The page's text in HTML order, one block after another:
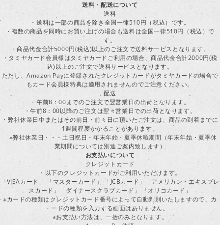
送料・配送について
送料
・送料は一部の商品を除き全国一律510円（税込）です。
・複数の商品を同時にお買い上げの場合も送料は全国一律510円（税込）で
す。
・商品代金合計5000円(税込)以上のご注文で送料サービスとなります。
・タミヤカード会員様はタミヤカードご利用の場合、商品代金合計2000円(税
込)以上のご注文で送料サービスとなります。
ただし、Amazon Payに登録されたクレジットカードがタミヤカードの場合で
もカード会員様特典は適用されませんのでご注意ください。
配送
・午前8：00までのご注文で翌営業日の出荷となります。
・午前8：00以降のご注文は翌々営業日での出荷となります。
・弊社休業日中またはその前日・前々日に頂いたご注文は、商品の到着までに
1週間程度かかることがあります。
※弊社休業日・・・土日祝日・年末年始・夏季休暇期間（年末年始・夏季休
業期間については別途ご案内致します）
お支払いについて
クレジットカード
・以下のクレジットカードがご利用いただけます。
「VISAカード」 「マスターカード」 「JCBカード」「アメリカン・エキスプレ
スカード」「ダイナースクラブカード」 「オリコカード」
※カードの種類はクレジットカード番号によって自動判別いたしますので、カ
ードの種類を入力する画面はありません。
※お支払い方法は、一括のみとなります。